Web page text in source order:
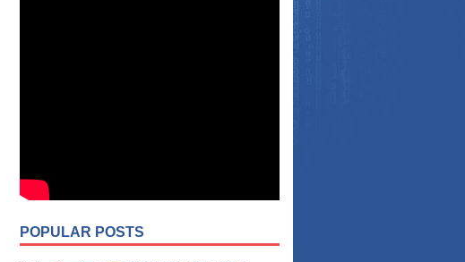
POPULAR POSTS